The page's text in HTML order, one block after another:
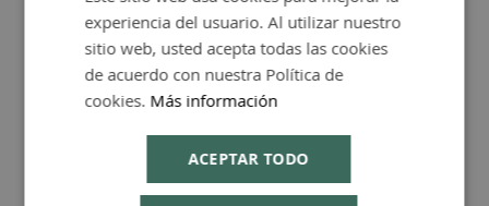
ENGLISH
experiencia del usuario. Al utilizar nuestro
sitio web, usted acepta todas las cookies
de acuerdo con nuestra Política de
cookies. Más información
ACEPTAR TODO